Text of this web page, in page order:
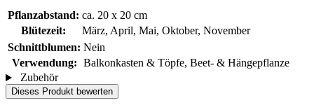
Pflanzabstand: ca. 20 x 20 cm
Blütezeit:
März, April, Mai, Oktober, November
Schnittblumen: Nein
Verwendung: Balkonkasten & Töpfe, Beet- & Hängepflanze
Zubehör
Dieses Produkt bewerten